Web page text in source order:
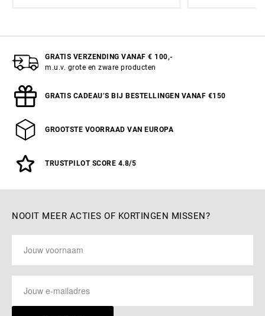
GRATIS VERZENDING VANAF € 100,-
m.u.v. grote en zware producten
GRATIS CADEAU’S BIJ BESTELLINGEN VANAF €150
GROOTSTE VOORRAAD VAN EUROPA
TRUSTPILOT SCORE 4.8/5
NOOIT MEER ACTIES OF KORTINGEN MISSEN?